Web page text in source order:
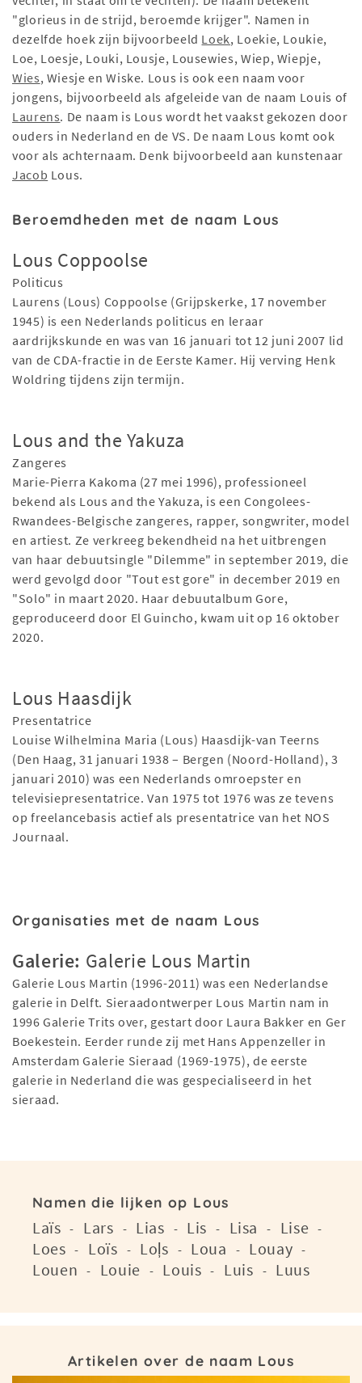
"glorieus in de strijd, beroemde krijger". Namen in
dezelfde hoek zijn bijvoorbeeld Loek, Loekie, Loukie,
Loe, Loesje, Louki, Lousje, Lousewies, Wiep, Wiepje,
Wies, Wiesje en Wiske. Lous is ook een naam voor
jongens, bijvoorbeeld als afgeleide van de naam Louis of
Laurens. De naam is Lous wordt het vaakst gekozen door
ouders in Nederland en de VS. De naam Lous komt ook
voor als achternaam. Denk bijvoorbeeld aan kunstenaar
Jacob Lous.
Beroemdheden met de naam Lous
Lous Coppoolse
Politicus
Laurens (Lous) Coppoolse (Grijpskerke, 17 november
1945) is een Nederlands politicus en leraar
aardrijkskunde en was van 16 januari tot 12 juni 2007 lid
van de CDA-fractie in de Eerste Kamer. Hij verving Henk
Woldring tijdens zijn termijn.
Lous and the Yakuza
Zangeres
Marie-Pierra Kakoma (27 mei 1996), professioneel
bekend als Lous and the Yakuza, is een Congolees-
Rwandees-Belgische zangeres, rapper, songwriter, model
en artiest. Ze verkreeg bekendheid na het uitbrengen
van haar debuutsingle "Dilemme" in september 2019, die
werd gevolgd door "Tout est gore" in december 2019 en
"Solo" in maart 2020. Haar debuutalbum Gore,
geproduceerd door El Guincho, kwam uit op 16 oktober
2020.
Lous Haasdijk
Presentatrice
Louise Wilhelmina Maria (Lous) Haasdijk-van Teerns
(Den Haag, 31 januari 1938 – Bergen (Noord-Holland), 3
januari 2010) was een Nederlands omroepster en
televisiepresentatrice. Van 1975 tot 1976 was ze tevens
op freelancebasis actief als presentatrice van het NOS
Journaal.
Organisaties met de naam Lous
Galerie: Galerie Lous Martin
Galerie Lous Martin (1996-2011) was een Nederlandse
galerie in Delft. Sieraadontwerper Lous Martin nam in
1996 Galerie Trits over, gestart door Laura Bakker en Ger
Boekestein. Eerder runde zij met Hans Appenzeller in
Amsterdam Galerie Sieraad (1969-1975), de eerste
galerie in Nederland die was gespecialiseerd in het
sieraad.
Namen die lijken op Lous
Laïs - Lars - Lias - Lis - Lisa - Lise -
Loes - Loïs - Loļs - Loua - Louay -
Louen - Louie - Louis - Luis - Luus
Artikelen over de naam Lous